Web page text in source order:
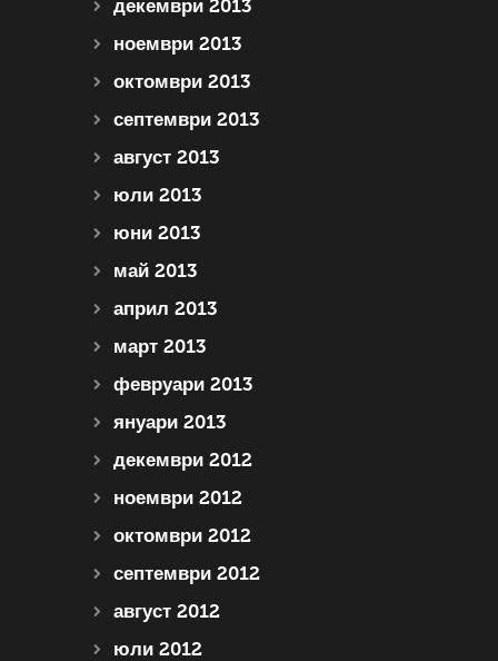
декември 2013
ноември 2013
октомври 2013
септември 2013
август 2013
юли 2013
юни 2013
май 2013
април 2013
март 2013
февруари 2013
януари 2013
декември 2012
ноември 2012
октомври 2012
септември 2012
август 2012
юли 2012